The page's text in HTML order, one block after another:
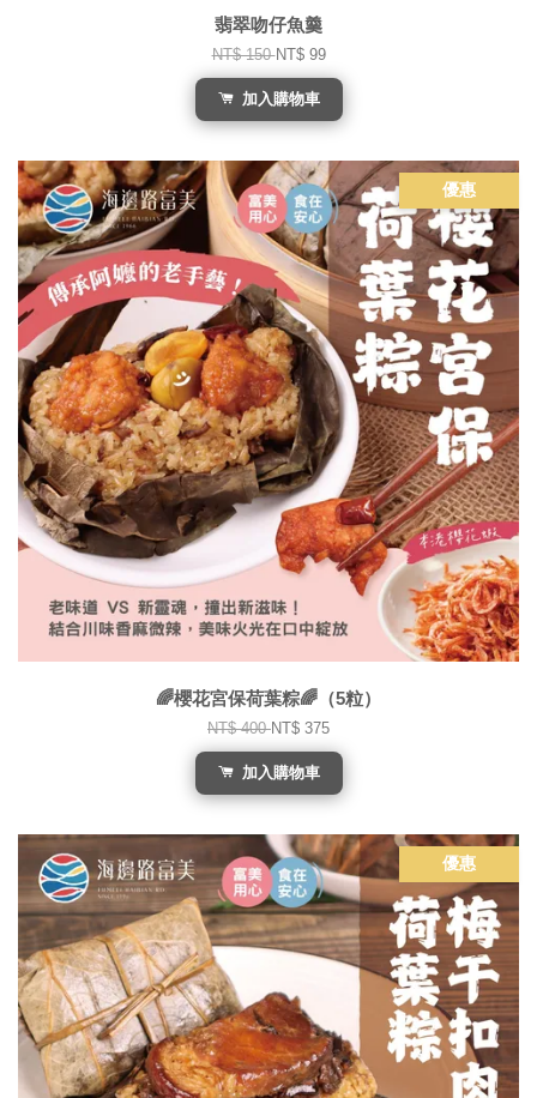
翡翠吻仔魚羹
NT$ 150NT$ 99
加入購物車
優惠
🌈櫻花宮保荷葉粽🌈（5粒）
NT$ 400NT$ 375
加入購物車
優惠